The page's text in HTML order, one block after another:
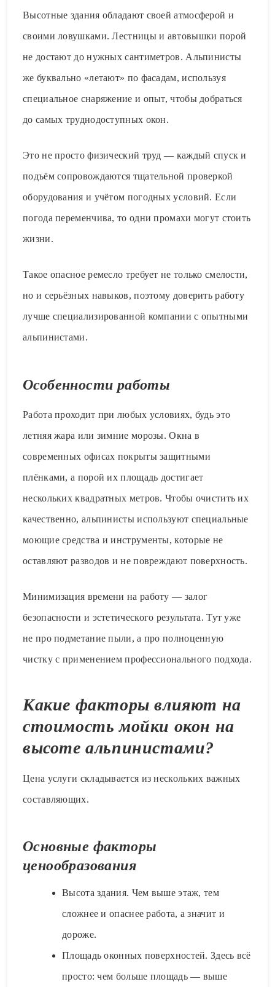
Высотные здания обладают своей атмосферой и
своими ловушками. Лестницы и автовышки порой
не достают до нужных сантиметров. Альпинисты
же буквально «летают» по фасадам, используя
специальное снаряжение и опыт, чтобы добраться
до самых труднодоступных окон.
Это не просто физический труд — каждый спуск и
подъём сопровождаются тщательной проверкой
оборудования и учётом погодных условий. Если
погода переменчива, то одни промахи могут стоить
жизни.
Такое опасное ремесло требует не только смелости,
но и серьёзных навыков, поэтому доверить работу
лучше специализированной компании с опытными
альпинистами.
Особенности работы
Работа проходит при любых условиях, будь это
летняя жара или зимние морозы. Окна в
современных офисах покрыты защитными
плёнками, а порой их площадь достигает
нескольких квадратных метров. Чтобы очистить их
качественно, альпинисты используют специальные
моющие средства и инструменты, которые не
оставляют разводов и не повреждают поверхность.
Минимизация времени на работу — залог
безопасности и эстетического результата. Тут уже
не про подметание пыли, а про полноценную
чистку с применением профессионального подхода.
Какие факторы влияют на
стоимость мойки окон на
высоте альпинистами?
Цена услуги складывается из нескольких важных
составляющих.
Основные факторы
ценообразования
Высота здания. Чем выше этаж, тем
сложнее и опаснее работа, а значит и
дороже.
Площадь оконных поверхностей. Здесь всё
просто: чем больше площадь — выше